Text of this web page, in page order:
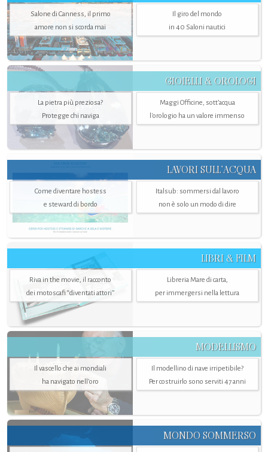
Salone di Canness, il primo
amore non si scorda mai
Il giro del mondo
in 40 Saloni nautici
GIOIELLI & OROLOGI
La pietra più preziosa?
Protegge chi naviga
Maggi Officine, sott’acqua
l'orologio ha un valore immenso
LAVORI SULL’ACQUA
Come diventare hostess
e steward di bordo
Italsub: sommersi dal lavoro
non è solo un modo di dire
LIBRI & FILM
Riva in the movie, il racconto
dei motoscafi “diventati attori”
Libreria Mare di carta,
per immergersi nella lettura
MODELLISMO
Il vascello che ai mondiali
ha navigato nell’oro
Il modellino di nave irripetibile?
Per costruirlo sono serviti 47 anni
MONDO SOMMERSO